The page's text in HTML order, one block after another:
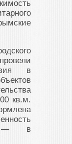
в
кв.м.
— в